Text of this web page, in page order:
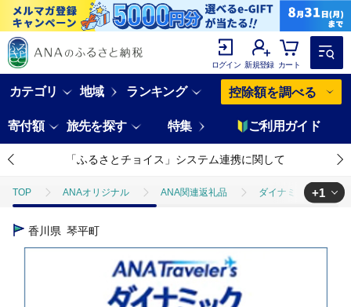
ログイン 新規登録 カート
カテゴリ 地域 ランキング 控除額を調べる
寄付額 旅先を探す 特集 ご利用ガイド
「ふるさとチョイス」システム連携に関して
TOP ANAオリジナル ANA関連返礼品 ダイナミックパッケ
TOP
+1
香川県 琴平町